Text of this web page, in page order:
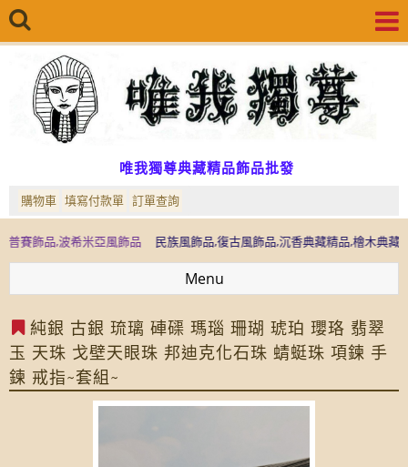
唯我獨尊典藏精品飾品批發
購物車 填寫付款單 訂單查詢
波希米亞風飾品 民族風飾品,復古風飾品,沉香典藏精品,檜木典藏精品,檜木
Menu
純銀 古銀 琉璃 硨磲 瑪瑙 珊瑚 琥珀 瓔珞 翡翠
玉 天珠 戈壁天眼珠 邦迪克化石珠 蜻蜓珠 項鍊 手
鍊 戒指~套組~